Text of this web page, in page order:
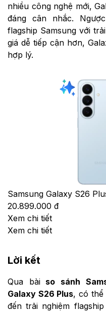
nhiều công nghệ mới,
đáng cân nhắc.
flagship Samsung với
giá dễ tiếp cận hơn,
hợp lý.
Samsung Galaxy S26
20.899.000 đ
Xem chi tiết
Xem chi tiết
Lời kết
Qua bàiso sánh
Galaxy S26 Plus, có thể
đến trải nghiệm